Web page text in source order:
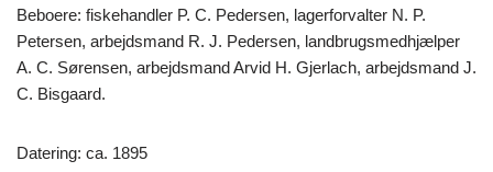
Beboere: fiskehandler P. C. Pedersen, lagerforvalter N. P.
Petersen, arbejdsmand R. J. Pedersen, landbrugsmedhjælper
A. C. Sørensen, arbejdsmand Arvid H. Gjerlach, arbejdsmand J.
C. Bisgaard.
Datering: ca. 1895